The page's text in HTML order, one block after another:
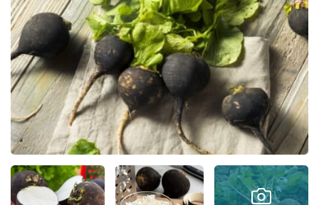
Zahrada
Design
Sledujte prima+
Přihlášení
Sledujte nás